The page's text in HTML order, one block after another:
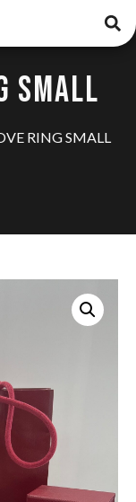
SMALL
RING SMALL